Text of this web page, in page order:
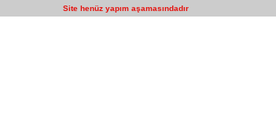
Site henüz yapım aşamasındadır